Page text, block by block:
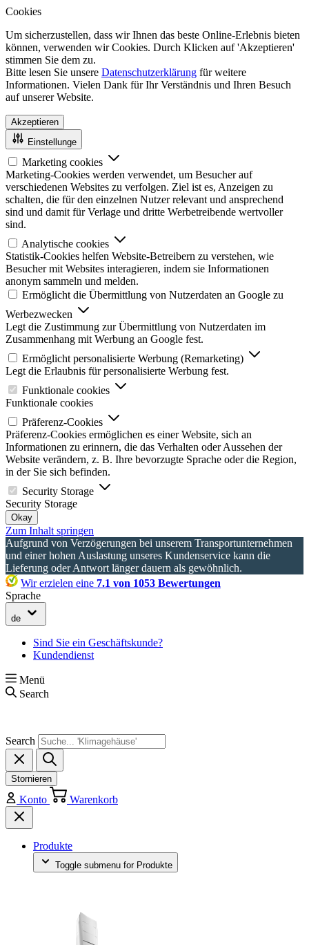
Cookies
Um sicherzustellen, dass wir Ihnen das beste Online-Erlebnis bieten
können, verwenden wir Cookies. Durch Klicken auf 'Akzeptieren'
stimmen Sie dem zu.
Bitte lesen Sie unsere Datenschutzerklärung für weitere
Informationen. Vielen Dank für Ihr Verständnis und Ihren Besuch
auf unserer Website.
Akzeptieren
Einstellunge
Marketing cookies
Marketing-Cookies werden verwendet, um Besucher auf
verschiedenen Websites zu verfolgen. Ziel ist es, Anzeigen zu
schalten, die für den einzelnen Nutzer relevant und ansprechend
sind und damit für Verlage und dritte Werbetreibende wertvoller
sind.
Analytische cookies
Statistik-Cookies helfen Website-Betreibern zu verstehen, wie
Besucher mit Websites interagieren, indem sie Informationen
anonym sammeln und melden.
Ermöglicht die Übermittlung von Nutzerdaten an Google zu
Werbezwecken
Legt die Zustimmung zur Übermittlung von Nutzerdaten im
Zusammenhang mit Werbung an Google fest.
Ermöglicht personalisierte Werbung (Remarketing)
Legt die Erlaubnis für personalisierte Werbung fest.
Funktionale cookies
Funktionale cookies
Präferenz-Cookies
Präferenz-Cookies ermöglichen es einer Website, sich an
Informationen zu erinnern, die das Verhalten oder Aussehen der
Website verändern, z. B. Ihre bevorzugte Sprache oder die Region,
in der Sie sich befinden.
Security Storage
Security Storage
Okay
Zum Inhalt springen
Aufgrund von Verzögerungen bei unserem Transportunternehmen
und einer hohen Auslastung unseres Kundenservice kann die
Lieferung oder Antwort länger dauern als gewöhnlich.
Wir erzielen eine 7.1 von 1053 Bewertungen
Sprache
de
Sind Sie ein Geschäftskunde?
Kundendienst
Menü
Search
Search
Stornieren
Konto Warenkorb
Produkte
Toggle submenu for Produkte